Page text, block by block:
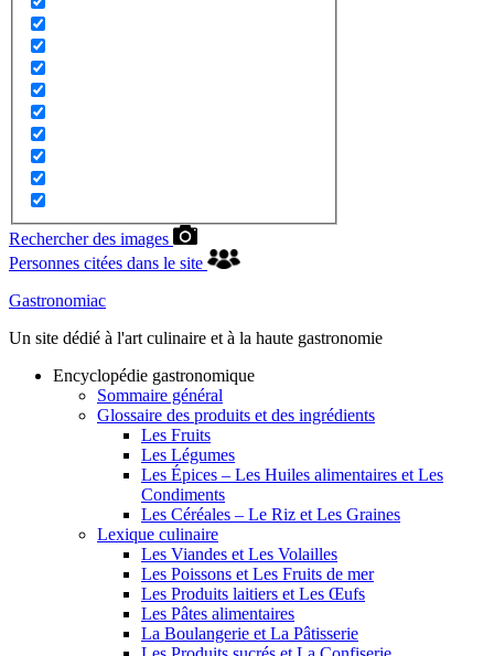
Rechercher des images
Personnes citées dans le site
Gastronomiac
Un site dédié à l'art culinaire et à la haute gastronomie
Encyclopédie gastronomique
Sommaire général
Glossaire des produits et des ingrédients
Les Fruits
Les Légumes
Les Épices – Les Huiles alimentaires et Les
Condiments
Les Céréales – Le Riz et Les Graines
Lexique culinaire
Les Viandes et Les Volailles
Les Poissons et Les Fruits de mer
Les Produits laitiers et Les Œufs
Les Pâtes alimentaires
La Boulangerie et La Pâtisserie